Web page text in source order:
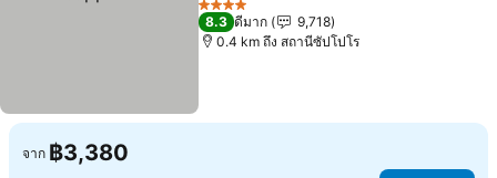
4 ดาว
8.3 ดีมาก
9,718
0.4 km ถึง สถานีซัปโปโร
จาก ฿3,380